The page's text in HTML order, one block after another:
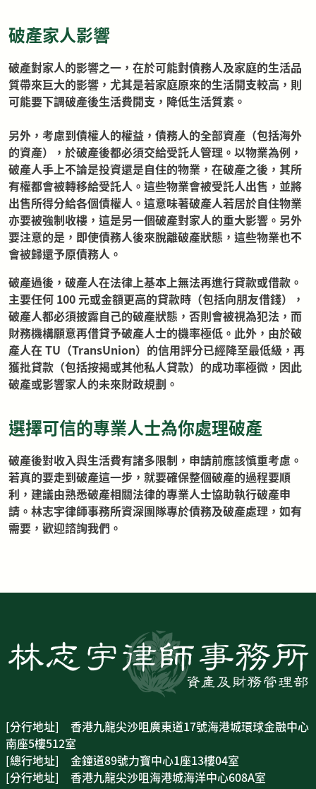
破產家人影響
破產對家人的影響之一，在於可能對債務人及家庭的生活品
質帶來巨大的影響，尤其是若家庭原來的生活開支較高，則
可能要下調破產後生活費開支，降低生活質素。
另外，考慮到債權人的權益，債務人的全部資產（包括海外
的資產），於破產後都必須交給受託人管理。以物業為例，
破產人手上不論是投資還是自住的物業，在破產之後，其所
有權都會被轉移給受託人。這些物業會被受託人出售，並將
出售所得分給各個債權人。這意味著破產人若居於自住物業
亦要被強制收樓，這是另一個破產對家人的重大影響。另外
要注意的是，即使債務人後來脫離破產狀態，這些物業也不
會被歸還予原債務人。
破產過後，破產人在法律上基本上無法再進行貸款或借款。
主要任何 100 元或金額更高的貸款時（包括向朋友借錢），
破產人都必須披露自己的破產狀態，否則會被視為犯法，而
財務機構願意再借貸予破產人士的機率極低。此外，由於破
產人在 TU（TransUnion）的信用評分已經降至最低級，再
獲批貸款（包括按揭或其他私人貸款）的成功率極微，因此
破產或影響家人的未來財政規劃。
選擇可信的專業人士為你處理破產
破產後對收入與生活費有諸多限制，申請前應該慎重考慮。
若真的要走到破產這一步，就要確保整個破產的過程要順
利，建議由熟悉破產相關法律的專業人士協助執行破產申
請。林志宇律師事務所資深團隊專於債務及破產處理，如有
需要，歡迎諮詢我們。
[分行地址] 香港九龍尖沙咀廣東道17號海港城環球金融中心
南座5樓512室
[總行地址] 金鐘道89號力寶中心1座13樓04室
[分行地址] 香港九龍尖沙咀海港城海洋中心608A室